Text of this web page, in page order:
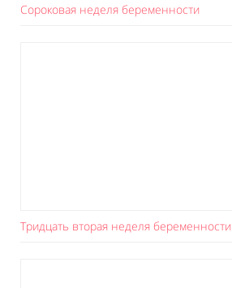
Сороковая неделя беременности
Тридцать вторая неделя беременности